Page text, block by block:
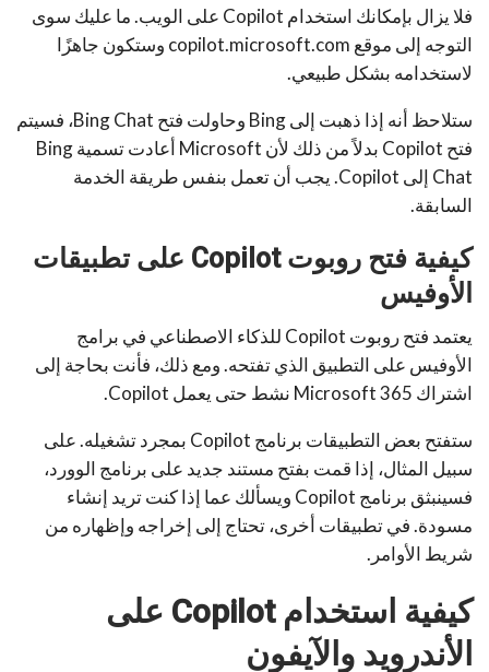
فلا يزال بإمكانك استخدام Copilot على الويب. ما عليك سوى
التوجه إلى موقع copilot.microsoft.com وستكون جاهزًا
لاستخدامه بشكل طبيعي.
ستلاحظ أنه إذا ذهبت إلى Bing وحاولت فتح Bing Chat، فسيتم
فتح Copilot بدلاً من ذلك لأن Microsoft أعادت تسمية Bing
Chat إلى Copilot. يجب أن تعمل بنفس طريقة الخدمة
السابقة.
كيفية فتح روبوت Copilot على تطبيقات
الأوفيس
يعتمد فتح روبوت Copilot للذكاء الاصطناعي في برامج
الأوفيس على التطبيق الذي تفتحه. ومع ذلك، فأنت بحاجة إلى
اشتراك Microsoft 365 نشط حتى يعمل Copilot.
ستفتح بعض التطبيقات برنامج Copilot بمجرد تشغيله. على
سبيل المثال، إذا قمت بفتح مستند جديد على برنامج الوورد،
فسينبثق برنامج Copilot ويسألك عما إذا كنت تريد إنشاء
مسودة. في تطبيقات أخرى، تحتاج إلى إخراجه وإظهاره من
شريط الأوامر.
كيفية استخدام Copilot على
الأندرويد والآيفون